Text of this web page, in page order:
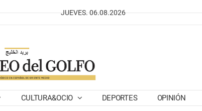
JUEVES. 06.08.2026
CULTURA&OCIO DEPORTES OPINIÓN